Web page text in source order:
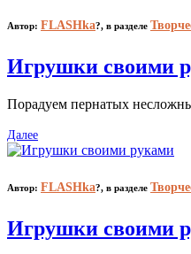
Автор: FLASHka?, в разделе
Игрушки своими
Порадуем пернатых
Далее
Автор: FLASHka?, в разделе
Игрушки своими